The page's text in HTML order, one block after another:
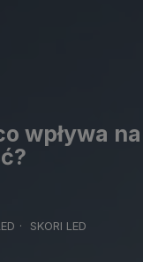
wpływa na
· SKORI LED